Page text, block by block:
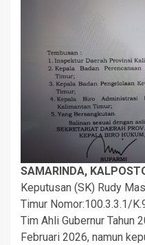
SAMARINDA,
Keputusan (SK) Rudy
Timur Nomor:100.3.3.1/
Tim Ahli Gubernur Tahun
Februari 2026, namun